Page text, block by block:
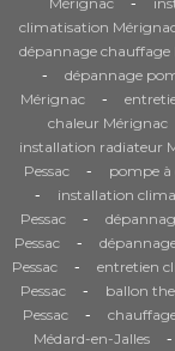
climatisation
dépannage chauffage
- dépannage
Mérignac
-
chaleur Mérignac
installation radiateur
Pessac
- pompe à
- installation
Pessac
-
Pessac
-
Pessac
- entretien
Pessac
- ballon
Pessac
-
Médard-en-Jalles
-